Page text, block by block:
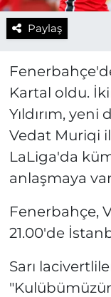
Paylaş
Kartal oldu.
Yıldırım,
Vedat Muriqi
LaLiga'da
anlaşmaya
Fenerbahçe,
21.00'de
Sarı